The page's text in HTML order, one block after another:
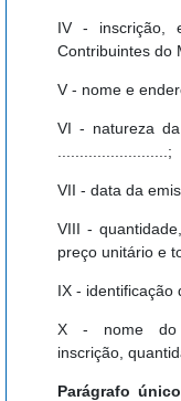
IV - inscrição,
Contribuintes do
V - nome e
VI - natureza
.........................;
VII - data da
VIII -
preço unitário e
IX - identificação
X - nome do
inscrição,
Parágrafo